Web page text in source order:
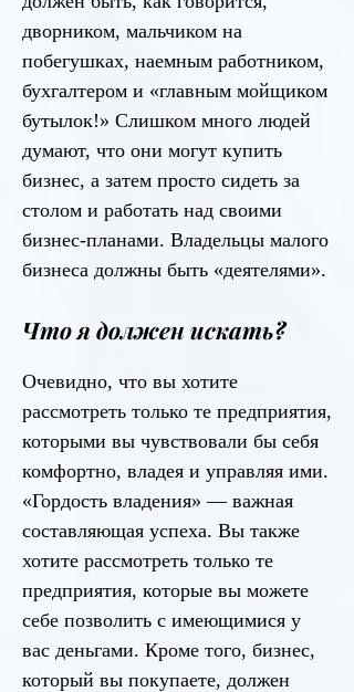
дворником, мальчиком на
побегушках, наемным работником,
бухгалтером и «главным мойщиком
бутылок!» Слишком много людей
думают, что они могут купить
бизнес, а затем просто сидеть за
столом и работать над своими
бизнес-планами. Владельцы малого
бизнеса должны быть «деятелями».
Что я должен искать?
Очевидно, что вы хотите
рассмотреть только те предприятия,
которыми вы чувствовали бы себя
комфортно, владея и управляя ими.
«Гордость владения» — важная
составляющая успеха. Вы также
хотите рассмотреть только те
предприятия, которые вы можете
себе позволить с имеющимися у
вас деньгами. Кроме того, бизнес,
который вы покупаете, должен